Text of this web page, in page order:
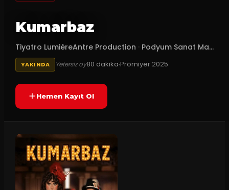
Kumarbaz
Tiyatro LumièreAntre Production · Podyum Sanat Ma...
YAKINDA Yetersiz oy80 dakikaPrömiyer 2025
Hemen Kayıt Ol